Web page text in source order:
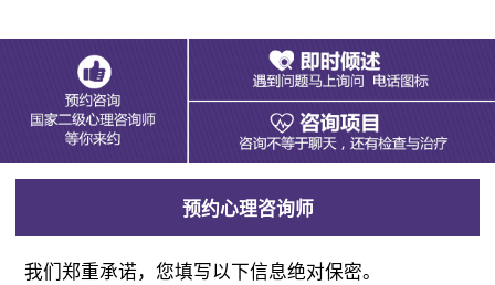
预约心理咨询师
我们郑重承诺，您填写以下信息绝对保密。